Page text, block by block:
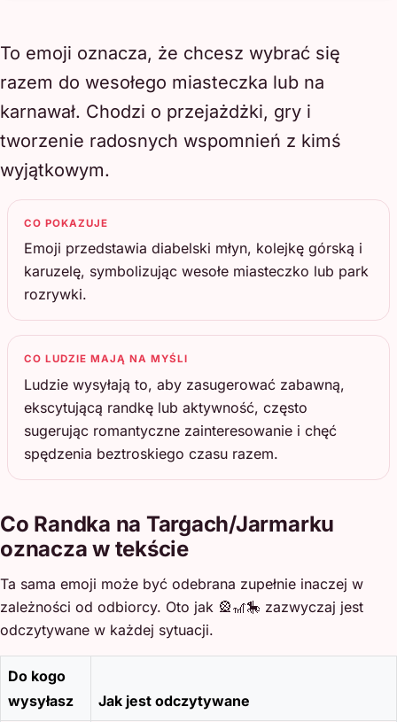
To emoji oznacza, że chcesz wybrać się
razem do wesołego miasteczka lub na
karnawał. Chodzi o przejażdżki, gry i
tworzenie radosnych wspomnień z kimś
wyjątkowym.
CO POKAZUJE
Emoji przedstawia diabelski młyn, kolejkę górską i
karuzelę, symbolizując wesołe miasteczko lub park
rozrywki.
CO LUDZIE MAJĄ NA MYŚLI
Ludzie wysyłają to, aby zasugerować zabawną,
ekscytującą randkę lub aktywność, często
sugerując romantyczne zainteresowanie i chęć
spędzenia beztroskiego czasu razem.
Co Randka na Targach/Jarmarku
oznacza w tekście
Ta sama emoji może być odebrana zupełnie inaczej w
zależności od odbiorcy. Oto jak 🎡🎢🎠 zazwyczaj jest
odczytywane w każdej sytuacji.
Do kogo
wysyłasz
Jak jest odczytywane